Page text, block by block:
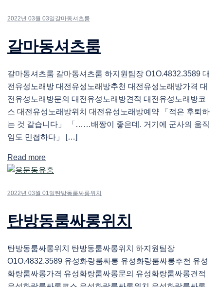
2022년 03월 03일 갈마동셔츠룸
갈마동셔츠룸
갈마동셔츠룸 갈마동셔츠룸 하지원팀장 O1O.4832.3589 대
전유성노래방 대전유성노래방추천 대전유성노래방가격 대
전유성노래방문의 대전유성노래방견적 대전유성노래방코
스 대전유성노래방위치 대전유성노래방예약 「적은 후퇴하
는 것 같습니다」 「……배짱이 좋은데. 거기에 군사의 움직
임도 민첩하다」 […]
Read more
2022년 03월 01일 탄방동룸싸롱위치
탄방동룸싸롱위치
탄방동룸싸롱위치 탄방동룸싸롱위치 하지원팀장
O1O.4832.3589 유성화랑룸싸롱 유성화랑룸싸롱추천 유성
화랑룸싸롱가격 유성화랑룸싸롱문의 유성화랑룸싸롱견적